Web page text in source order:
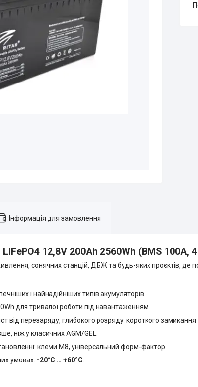
Інформація для замовлення
LiFePO4 12,8V 200Ah 2560Wh (BMS 100A,
сонячних станцій, ДБЖ та будь-яких проєктів, де
і найнадійніших типів акумуляторів.
для тривалої роботи під навантаженням.
від перезаряду, глибокого розряду, короткого замикання і
ніж у класичних AGM/GEL.
клеми М8, універсальний форм-фактор.
умовах: -20°C … +60°C